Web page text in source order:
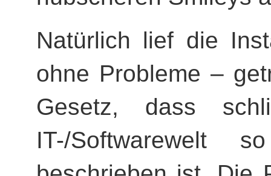
Natürlich lief die
ohne Probleme –
Gesetz, dass
IT-/Softwarewelt